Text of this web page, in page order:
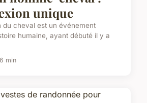
unique
du cheval est un événement
humaine, ayant débuté il y a
min